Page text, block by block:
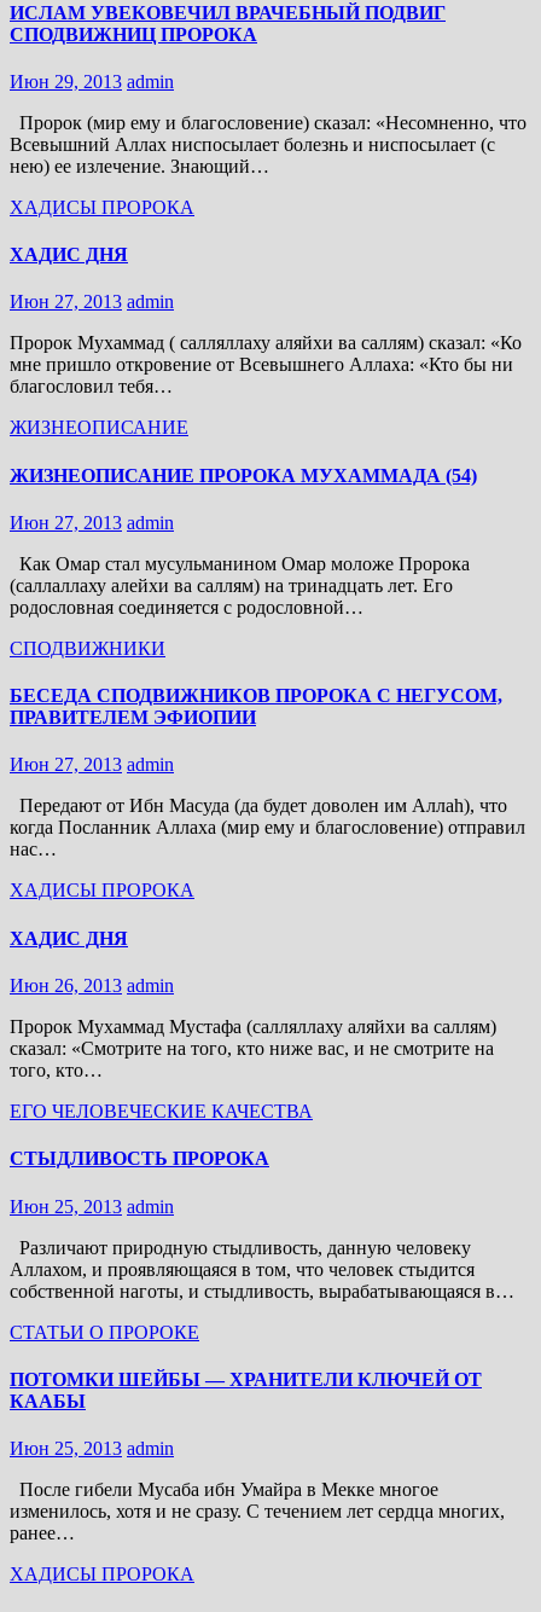
ИСЛАМ УВЕКОВЕЧИЛ ВРАЧЕБНЫЙ ПОДВИГ
СПОДВИЖНИЦ ПРОРОКА
Июн 29, 2013 admin
Пророк (мир ему и благословение) сказал: «Несомненно, что
Всевышний Аллах ниспосылает болезнь и ниспосылает (с
нею) ее излечение. Знающий…
ХАДИСЫ ПРОРОКА
ХАДИС ДНЯ
Июн 27, 2013 admin
Пророк Мухаммад ( салляллаху аляйхи ва саллям) сказал: «Ко
мне пришло откровение от Всевышнего Аллаха: «Кто бы ни
благословил тебя…
ЖИЗНЕОПИСАНИЕ
ЖИЗНЕОПИСАНИЕ ПРОРОКА МУХАММАДА (54)
Июн 27, 2013 admin
Как Омар стал мусульманином Омар моложе Пророка
(саллаллаху алейхи ва саллям) на тринадцать лет. Его
родословная соединяется с родословной…
СПОДВИЖНИКИ
БЕСЕДА СПОДВИЖНИКОВ ПРОРОКА С НЕГУСОМ,
ПРАВИТЕЛЕМ ЭФИОПИИ
Июн 27, 2013 admin
Передают от Ибн Масуда (да будет доволен им Аллаh), что
когда Посланник Аллаха (мир ему и благословение) отправил
нас…
ХАДИСЫ ПРОРОКА
ХАДИС ДНЯ
Июн 26, 2013 admin
Пророк Мухаммад Мустафа (салляллаху аляйхи ва саллям)
сказал: «Смотрите на того, кто ниже вас, и не смотрите на
того, кто…
ЕГО ЧЕЛОВЕЧЕСКИЕ КАЧЕСТВА
СТЫДЛИВОСТЬ ПРОРОКА
Июн 25, 2013 admin
Различают природную стыдливость, данную человеку
Аллахом, и проявляющаяся в том, что человек стыдится
собственной наготы, и стыдливость, вырабатывающаяся в…
СТАТЬИ О ПРОРОКЕ
ПОТОМКИ ШЕЙБЫ — ХРАНИТЕЛИ КЛЮЧЕЙ ОТ
КААБЫ
Июн 25, 2013 admin
После гибели Мусаба ибн Умайра в Мекке многое
изменилось, хотя и не сразу. С течением лет сердца многих,
ранее…
ХАДИСЫ ПРОРОКА